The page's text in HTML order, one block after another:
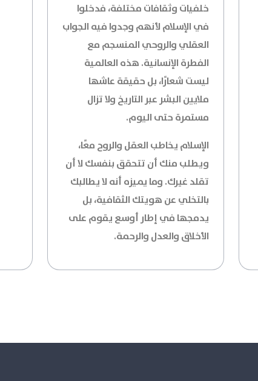
خلفيات وثقافات مختلفة، فدخلوا
في الإسلام لأنهم وجدوا فيه الجواب
العقلي والروحي المنسجم مع
الفطرة الإنسانية. هذه العالمية
ليست شعارًا، بل حقيقة عاشها
ملايين البشر عبر التاريخ ولا تزال
مستمرة حتى اليوم.
الإسلام يخاطب العقل والروح معًا،
ويطلب منك أن تتحقق بنفسك لا أن
تقلد غيرك. وما يميزه أنه لا يطالبك
بالتخلي عن هويتك الثقافية، بل
يدمجها في إطار أوسع يقوم على
الأخلاق والعدل والرحمة.